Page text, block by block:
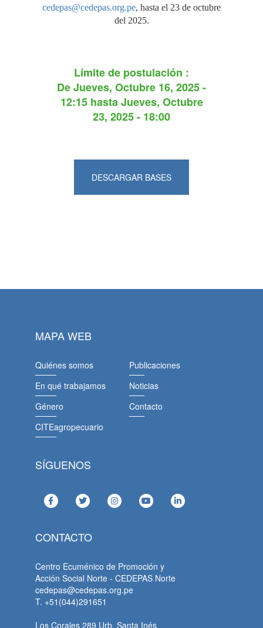
cedepas@cedepas.org.pe, hasta el 23 de octubre
del 2025.
Límite de postulación :
DeJueves, Octubre 16, 2025 -
12:15hastaJueves, Octubre
23, 2025 - 18:00
DESCARGAR BASES
MAPA WEB
Quiénes somos
En qué trabajamos
Género
CITEagropecuario
Publicaciones
Noticias
Contacto
SÍGUENOS
CONTACTO
Centro Ecuménico de Promoción y
Acción Social Norte - CEDEPAS Norte
cedepas@cedepas.org.pe
T. +51(044)291651
Los Corales 289 Urb. Santa Inés